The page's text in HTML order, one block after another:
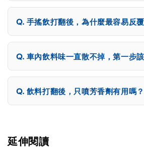
手搖飲打翻後，為什麼最容易反
車內飲料味一直散不掉，第一步
飲料打翻後，只噴芳香劑有用嗎？
延伸閱讀